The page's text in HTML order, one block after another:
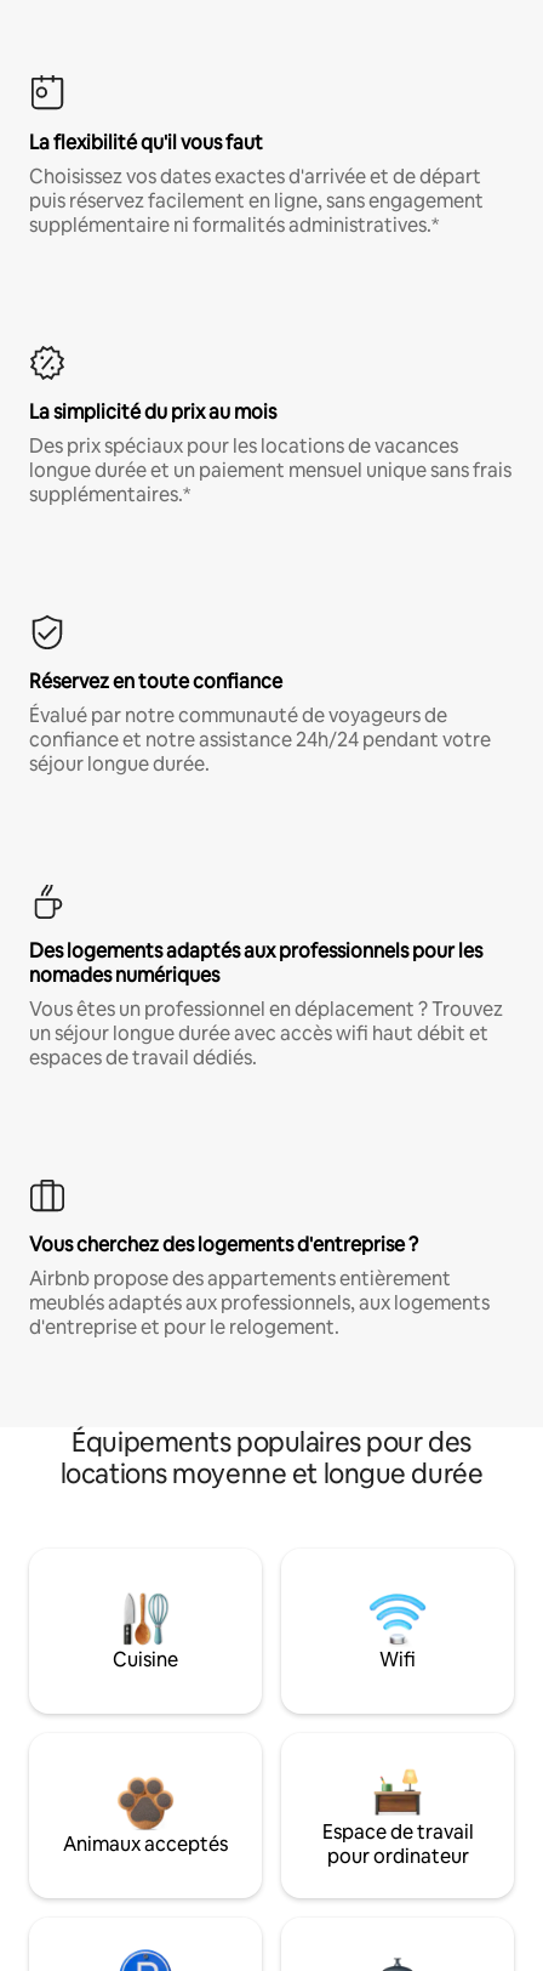
La flexibilité qu'il vous faut
Choisissez vos dates exactes d'arrivée et de départ
puis réservez facilement en ligne, sans engagement
supplémentaire ni formalités administratives.*
La simplicité du prix au mois
Des prix spéciaux pour les locations de vacances
longue durée et un paiement mensuel unique sans frais
supplémentaires.*
Réservez en toute confiance
Évalué par notre communauté de voyageurs de
confiance et notre assistance 24h/24 pendant votre
séjour longue durée.
Des logements adaptés aux professionnels pour les
nomades numériques
Vous êtes un professionnel en déplacement ? Trouvez
un séjour longue durée avec accès wifi haut débit et
espaces de travail dédiés.
Vous cherchez des logements d'entreprise ?
Airbnb propose des appartements entièrement
meublés adaptés aux professionnels, aux logements
d'entreprise et pour le relogement.
Équipements populaires pour des
locations moyenne et longue durée
Cuisine Wifi
Animaux acceptés
Espace de travail
pour ordinateur